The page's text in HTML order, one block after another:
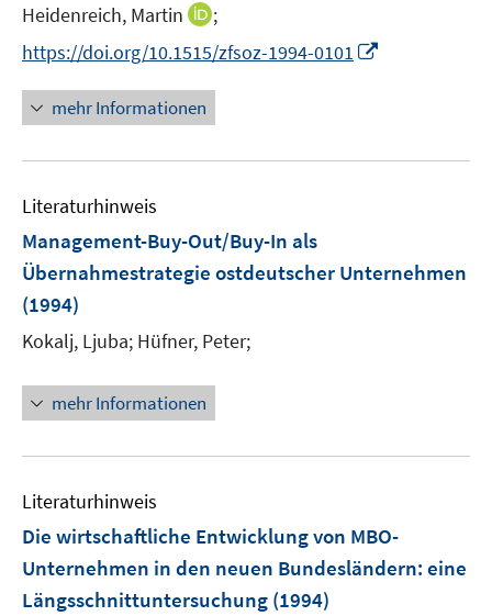
Heidenreich, Martin
I
n
n
e
u
n
s
r
ö
n
;
https://doi.org/10.1515/zfsoz-1994-0101
u
n
n
mehr Informationen
Literaturhinweis
Management-Buy-Out/Buy-In als
Übernahmestrategie ostdeutscher Unternehmen
(1994)
Kokalj, Ljuba; Hüfner, Peter;
mehr Informationen
Literaturhinweis
Die wirtschaftliche Entwicklung von MBO-
Unternehmen in den neuen Bundesländern: eine
Längsschnittuntersuchung (1994)